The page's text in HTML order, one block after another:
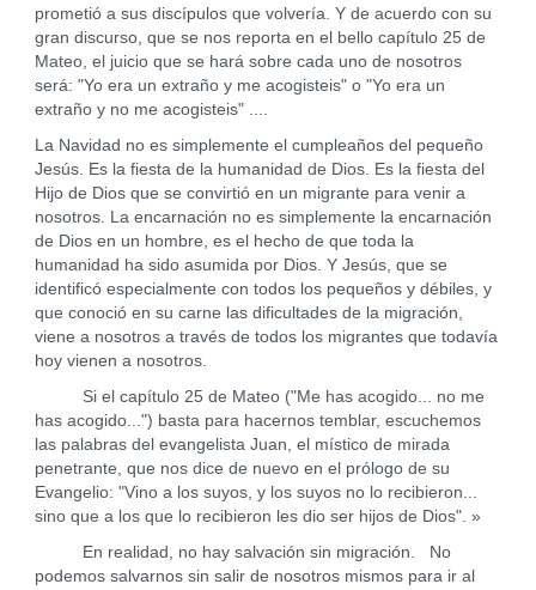
prometió a sus discípulos que volvería. Y de acuerdo con su
gran discurso, que se nos reporta en el bello capítulo 25 de
Mateo, el juicio que se hará sobre cada uno de nosotros
será: "Yo era un extraño y me acogisteis" o "Yo era un
extraño y no me acogisteis" ....
La Navidad no es simplemente el cumpleaños del pequeño
Jesús. Es la fiesta de la humanidad de Dios. Es la fiesta del
Hijo de Dios que se convirtió en un migrante para venir a
nosotros. La encarnación no es simplemente la encarnación
de Dios en un hombre, es el hecho de que toda la
humanidad ha sido asumida por Dios. Y Jesús, que se
identificó especialmente con todos los pequeños y débiles, y
que conoció en su carne las dificultades de la migración,
viene a nosotros a través de todos los migrantes que todavía
hoy vienen a nosotros.
Si el capítulo 25 de Mateo ("Me has acogido... no me
has acogido...") basta para hacernos temblar, escuchemos
las palabras del evangelista Juan, el místico de mirada
penetrante, que nos dice de nuevo en el prólogo de su
Evangelio: "Vino a los suyos, y los suyos no lo recibieron...
sino que a los que lo recibieron les dio ser hijos de Dios". »
En realidad, no hay salvación sin migración. No
podemos salvarnos sin salir de nosotros mismos para ir al